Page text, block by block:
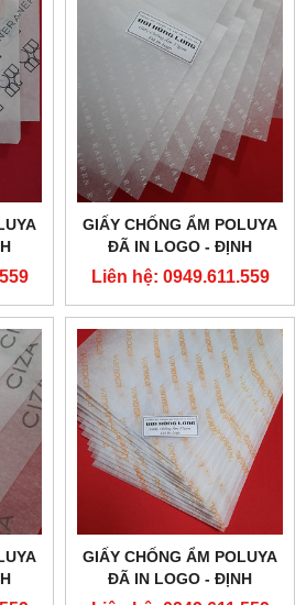
GIẤY CHỐNG ẨM POLUYA
ĐÃ IN LOGO - ĐỊNH
LƯỢNG 17G
Liên hệ: 0949.611.559
GIẤY CHỐNG ẨM POLUYA
ĐÃ IN LOGO - ĐỊNH
LƯỢNG 17G